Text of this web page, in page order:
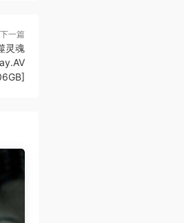
下一篇
灵魂